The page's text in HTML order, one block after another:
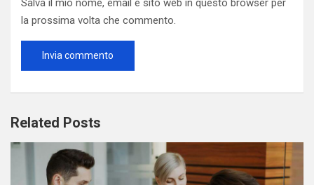
Salva il mio nome, email e sito web in questo browser per
la prossima volta che commento.
Related Posts